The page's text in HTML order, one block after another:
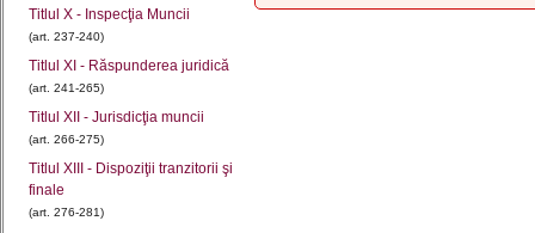
Titlul X - Inspecţia Muncii
(art. 237-240)
Titlul XI - Răspunderea juridică
(art. 241-265)
Titlul XII - Jurisdicţia muncii
(art. 266-275)
Titlul XIII - Dispoziţii tranzitorii şi
finale
(art. 276-281)